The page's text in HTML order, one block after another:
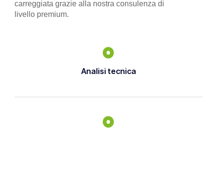
carreggiata grazie alla nostra consulenza di
livello premium.
Analisi tecnica